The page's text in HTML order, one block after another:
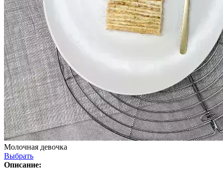
Молочная девочка
Выбрать
Описание: